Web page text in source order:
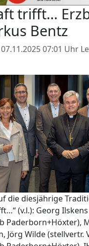
trifft…
Bentz
07:01 Uhr
die diesjährige
(v.l.): Georg
Paderborn+Höxter),
Jörg Wilde (stellvertr.